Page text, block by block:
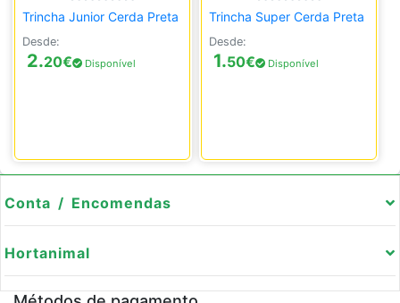
Trincha Junior Cerda Preta
Desde:
2.20€ Disponível
Trincha Super Cerda Preta
Desde:
1.50€ Disponível
Conta / Encomendas
Hortanimal